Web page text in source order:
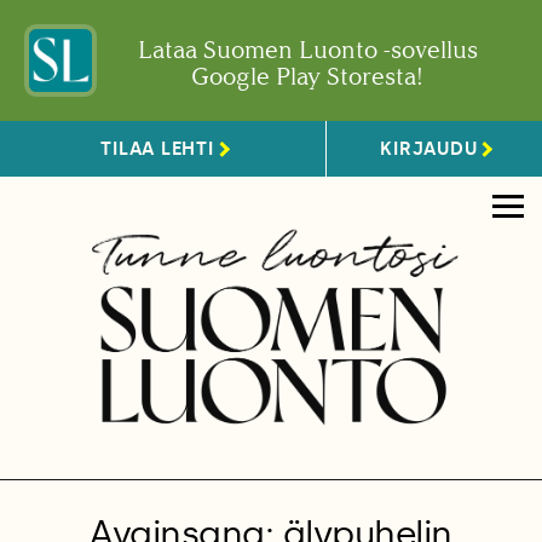
Lataa Suomen Luonto -sovellus
Google Play Storesta!
TILAA LEHTI KIRJAUDU